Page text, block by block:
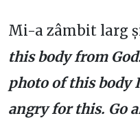
Mi-a zâmbit larg
this body from
photo of this body
angry for this. Go